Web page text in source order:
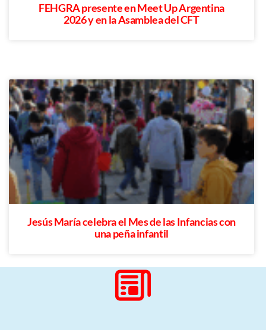
FEHGRA presente en Meet Up Argentina
2026 y en la Asamblea del CFT
Jesús María celebra el Mes de las Infancias con
una peña infantil